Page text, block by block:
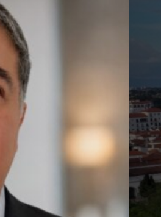
ES NOTICIA
Axis
ciudad
PORREDACCIÓN LATAM